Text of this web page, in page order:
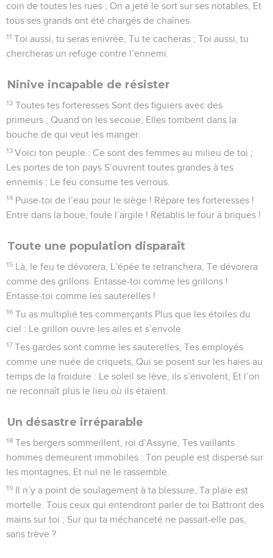
coin de toutes les rues ; On a jeté le sort sur ses notables, Et
tous ses grands ont été chargés de chaînes.
11 Toi aussi, tu seras enivrée, Tu te cacheras ; Toi aussi, tu
chercheras un refuge contre l’ennemi.
Ninive incapable de résister
12 Toutes tes forteresses Sont des figuiers avec des
primeurs ; Quand on les secoue, Elles tombent dans la
bouche de qui veut les manger.
13 Voici ton peuple : Ce sont des femmes au milieu de toi ;
Les portes de ton pays S’ouvrent toutes grandes à tes
ennemis ; Le feu consume tes verrous.
14 Puise-toi de l’eau pour le siège ! Répare tes forteresses !
Entre dans la boue, foule l’argile ! Rétablis le four à briques !
Toute une population disparaît
15 Là, le feu te dévorera, L’épée te retranchera, Te dévorera
comme des grillons. Entasse-toi comme les grillons !
Entasse-toi comme les sauterelles !
16 Tu as multiplié tes commerçants Plus que les étoiles du
ciel : Le grillon ouvre les ailes et s’envole.
17 Tes gardes sont comme les sauterelles, Tes employés
comme une nuée de criquets, Qui se posent sur les haies au
temps de la froidure : Le soleil se lève, ils s’envolent, Et l’on
ne reconnaît plus le lieu où ils étaient.
Un désastre irréparable
18 Tes bergers sommeillent, roi d’Assyrie, Tes vaillants
hommes demeurent immobiles : Ton peuple est dispersé sur
les montagnes, Et nul ne le rassemble.
19 Il n’y a point de soulagement à ta blessure, Ta plaie est
mortelle. Tous ceux qui entendront parler de toi Battront des
mains sur toi ; Sur qui ta méchanceté ne passait-elle pas,
sans trève ?